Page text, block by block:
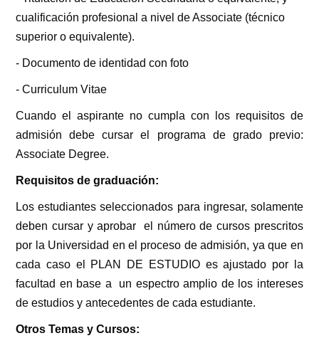
cualificación profesional a nivel de Associate (técnico
superior o equivalente).
- Documento de identidad con foto
- Curriculum Vitae
Cuando el aspirante no cumpla con los requisitos de
admisión debe cursar el programa de grado previo:
Associate Degree.
Requisitos de graduación:
Los estudiantes seleccionados para ingresar, solamente
deben cursar y aprobar el número de cursos prescritos
por la Universidad en el proceso de admisión, ya que en
cada caso el PLAN DE ESTUDIO es ajustado por la
facultad en base a un espectro amplio de los intereses
de estudios y antecedentes de cada estudiante.
Otros Temas y Cursos: